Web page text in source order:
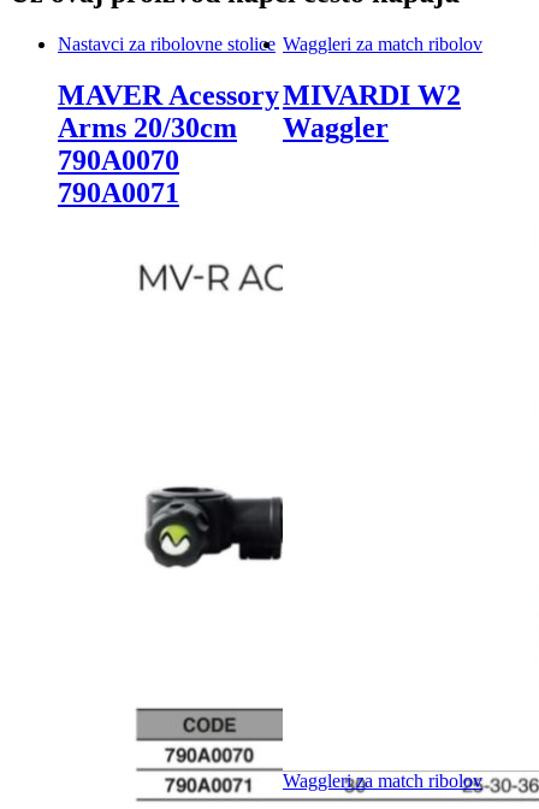
Nastavci za ribolovne stolice
MAVER Acessory
Arms 20/30cm
790A0070
790A0071
Waggleri za match ribolov
MIVARDI W2
Waggler
Waggleri za match ribolov